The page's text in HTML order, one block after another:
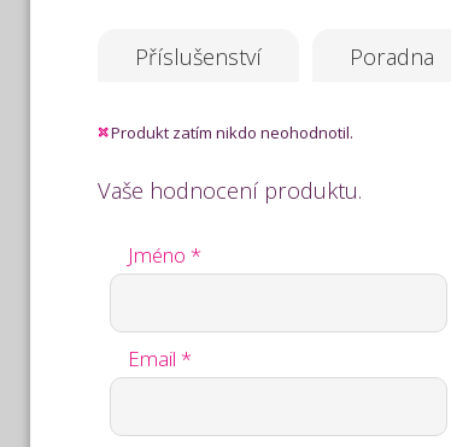
Příslušenství Poradna
Produkt zatím nikdo neohodnotil.
Vaše hodnocení produktu.
Jméno *
Email *